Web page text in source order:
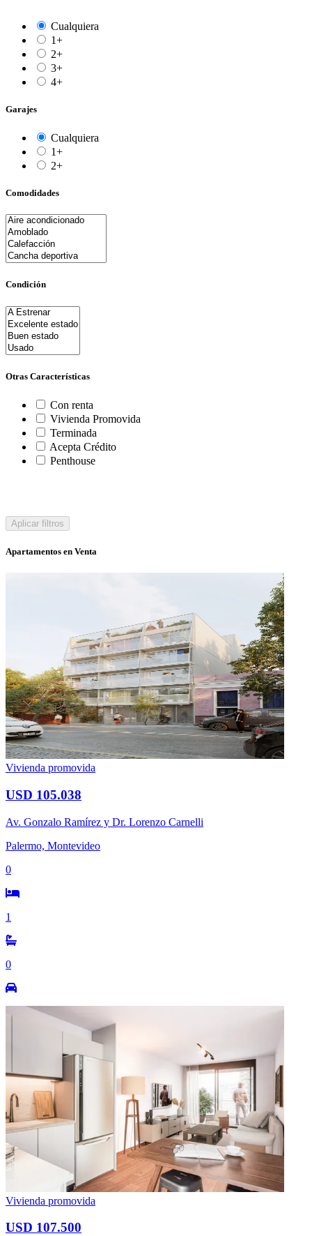
Cualquiera
1+
2+
3+
4+
Garajes
Cualquiera
1+
2+
Comodidades
Condición
Otras Características
Con renta
Vivienda Promovida
Terminada
Acepta Crédito
Penthouse
Aplicar filtros
Apartamentos en Venta
Vivienda promovida
USD 105.038
Av. Gonzalo Ramírez y Dr. Lorenzo Carnelli
Palermo, Montevideo
0
1
0
Vivienda promovida
USD 107.500